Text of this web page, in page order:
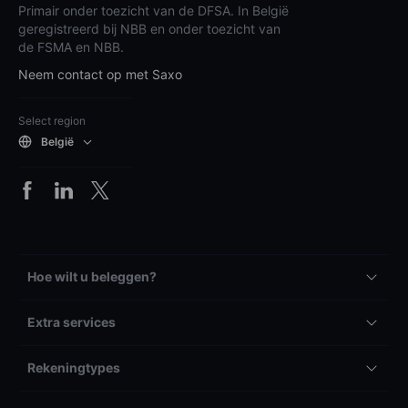
Primair onder toezicht van de DFSA. In België
geregistreerd bij NBB en onder toezicht van
de FSMA en NBB.
Neem contact op met Saxo
Select region
België
Hoe wilt u beleggen?
Extra services
Rekeningtypes